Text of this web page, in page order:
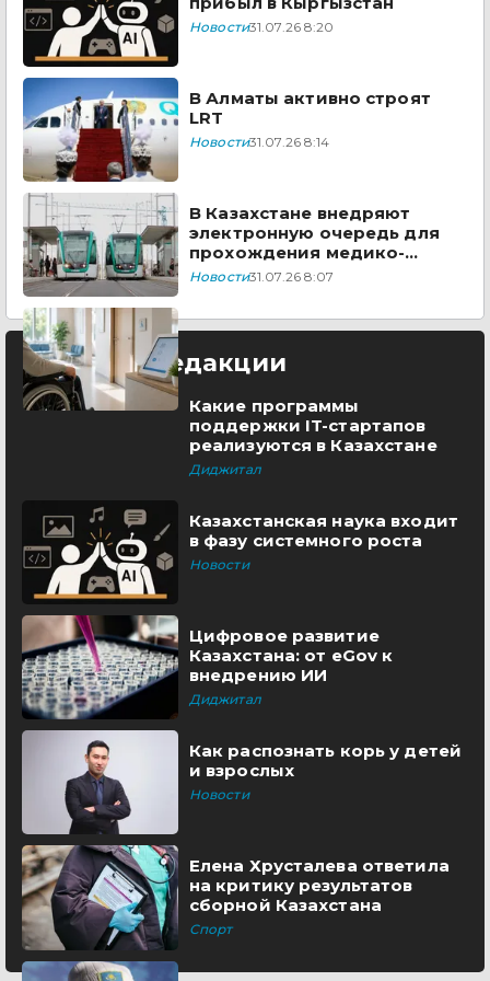
Новости31.07.26 8:20
В Алматы активно строят
LRT
Новости31.07.26 8:14
В Казахстане внедряют
электронную очередь для
прохождения медико-
социальной экспертизы
Новости31.07.26 8:07
Выбор редакции
Какие программы
поддержки IT-стартапов
реализуются в Казахстане
Диджитал
Казахстанская наука входит
в фазу системного роста
Новости
Цифровое развитие
Казахстана: от eGov к
внедрению ИИ
Диджитал
Как распознать корь у детей
и взрослых
Новости
Елена Хрусталева ответила
на критику результатов
сборной Казахстана
Спорт